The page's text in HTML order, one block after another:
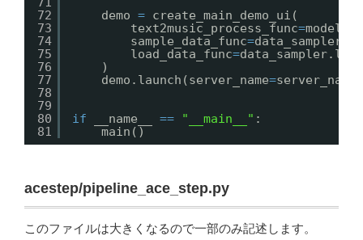
72
73
74
75
76
77
78
79
80
81
demo = create_main_demo_ui(
text2music_process_func=
sample_data_func=
load_data_func=
)
demo.launch(server_name=
if __name__ == "__main__" :
main()
acestep/pipeline_ace_step.py
このファイルは大きくなるので一部のみ記述します。